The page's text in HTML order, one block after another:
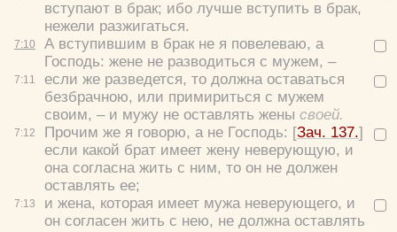
7:10
7:11
7:12
7:13
вступают в брак; ибо лучше вступить в брак,
нежели разжигаться.
А вступившим в брак не я повелеваю, а
Господь: жене не разводиться с мужем, –
если же разведется, то должна оставаться
безбрачною, или примириться с мужем
своим, – и мужу не оставлять жены своей.
Прочим же я говорю, а не Господь: [Зач. 137.]
если какой брат имеет жену неверующую, и
она согласна жить с ним, то он не должен
оставлять ее;
и жена, которая имеет мужа неверующего, и
он согласен жить с нею, не должна оставлять